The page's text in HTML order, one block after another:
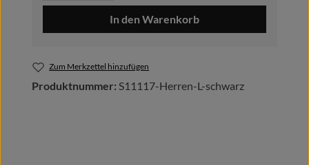
In den Warenkorb
Zum Merkzettel hinzufügen
Produktnummer: S11117-Herren-L-schwarz